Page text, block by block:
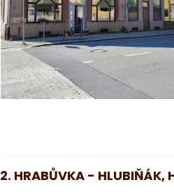
2. HRABŮVKA -